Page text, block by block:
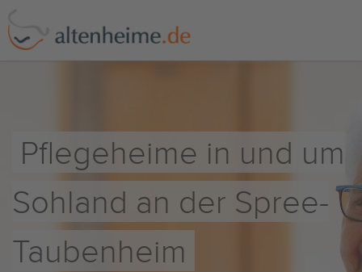
Pflegeheime in und um
Sohland an der Spree-
Taubenheim